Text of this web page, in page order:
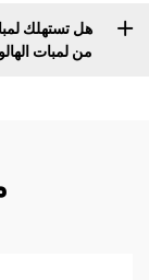
من لمبات